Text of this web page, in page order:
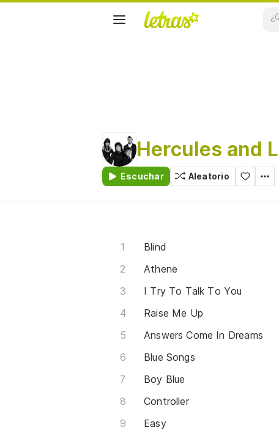
Hercules and
Escuchar Aleatorio
Blind
Athene
I Try To Talk To You
Raise Me Up
Answers Come In Dreams
Blue Songs
Boy Blue
Controller
Easy